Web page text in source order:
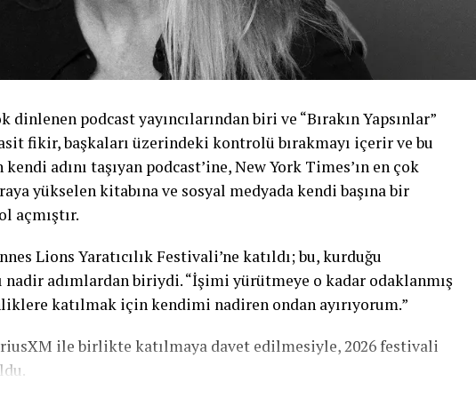
dinlenen podcast yayıncılarından biri ve “Bırakın Yapsınlar”
fikir, başkaları üzerindeki kontrolü bırakmayı içerir ve bu
adını taşıyan podcast’ine, New York Times’ın en çok
yükselen kitabına ve sosyal medyada kendi başına bir
açmıştır.
Lions Yaratıcılık Festivali’ne katıldı; bu, kurduğu
nadir adımlardan biriydi. “İşimi yürütmeye o kadar odaklanmış
katılmak için kendimi nadiren ondan ayırıyorum.”
ile birlikte katılmaya davet edilmesiyle, 2026 festivali